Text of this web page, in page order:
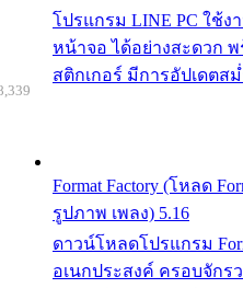
โปรแกรม LINE PC ใช้
หน้าจอ ได้อย่างสะดวก
สติกเกอร์ มีการอัปเดตส
Format Factory (โหลด
รูปภาพ เพลง) 5.16
ดาวน์โหลดโปรแกรม
อเนกประสงค์ ครอบจักร